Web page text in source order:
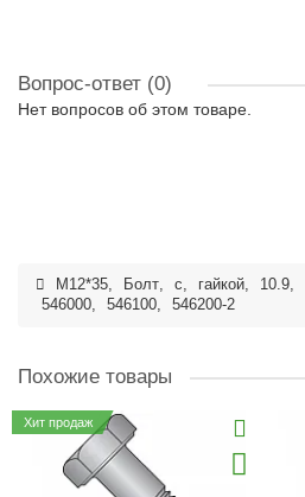
Вопрос-ответ (0)
Нет вопросов об этом товаре.
M12*35, Болт, с, гайкой, 10.9,
546000, 546100, 546200-2
Похожие товары
Хит продаж